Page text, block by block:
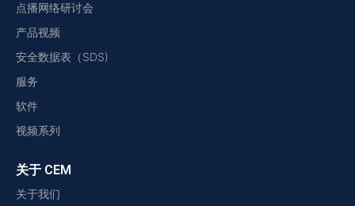
点播网络研讨会
产品视频
安全数据表（SDS)
服务
软件
视频系列
关于 CEM
关于我们